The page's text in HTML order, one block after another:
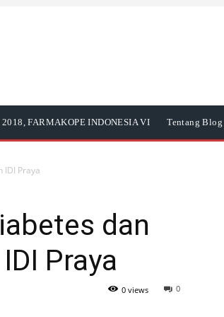
FARMAKOPE INDONESIA VI Tentang
IDI Praya
dan
Praya
0
0 views